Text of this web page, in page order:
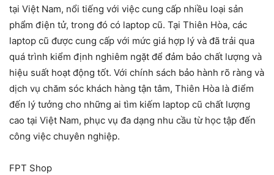
tại Việt Nam, nổi tiếng với việc cung cấp nhiều loại sản
phẩm điện tử, trong đó có laptop cũ. Tại Thiên Hòa, các
laptop cũ được cung cấp với mức giá hợp lý và đã trải qua
quá trình kiểm định nghiêm ngặt để đảm bảo chất lượng và
hiệu suất hoạt động tốt. Với chính sách bảo hành rõ ràng và
dịch vụ chăm sóc khách hàng tận tâm, Thiên Hòa là điểm
đến lý tưởng cho những ai tìm kiếm laptop cũ chất lượng
cao tại Việt Nam, phục vụ đa dạng nhu cầu từ học tập đến
công việc chuyên nghiệp.
FPT Shop